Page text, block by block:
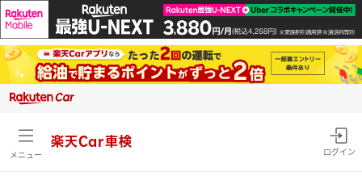
メニュー
楽天Car車検
ログイン